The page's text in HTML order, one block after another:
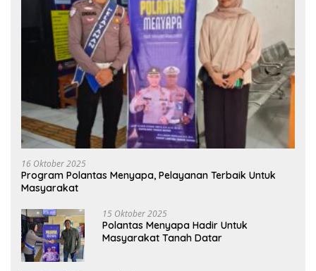
16 Oktober 2025
Program Polantas Menyapa, Pelayanan Terbaik Untuk
Masyarakat
15 Oktober 2025
Polantas Menyapa Hadir Untuk
Masyarakat Tanah Datar